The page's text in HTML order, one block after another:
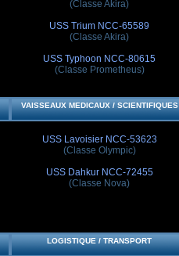
(Classe Akira)
USS Trium NCC-65589
(Classe Akira)
USS Typhoon NCC-80615
(Classe Prometheus)
VAISSEAUX MEDICAUX / SCIENTIFIQUES
USS Lavoisier NCC-53623
(Classe Olympic)
USS Dahkur NCC-72455
(Classe Nova)
LOGISTIQUE / TRANSPORT